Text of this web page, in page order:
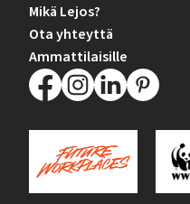
Mikä Lejos?
Ota yhteyttä
Ammattilaisille